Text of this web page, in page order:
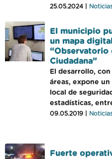
25.05.2024 |
El municipio
un mapa
“Observatorio
Ciudadana”
El desarrollo,
áreas, expone
local de
estadísticas,
09.05.2019 |
Fuerte